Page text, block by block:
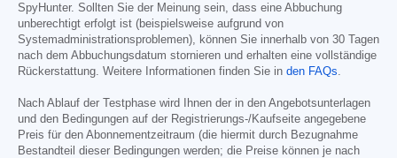
SpyHunter. Sollten Sie der Meinung sein, dass eine Abbuchung
unberechtigt erfolgt ist (beispielsweise aufgrund von
Systemadministrationsproblemen), können Sie innerhalb von 30 Tagen
nach dem Abbuchungsdatum stornieren und erhalten eine vollständige
Rückerstattung. Weitere Informationen finden Sie in den FAQs
Nach Ablauf der Testphase wird Ihnen der in den Angebotsunterlagen
und den Bedingungen auf der Registrierungs-/Kaufseite angegebene
Preis für den Abonnementzeitraum (die hiermit durch Bezugnahme
Bestandteil dieser Bedingungen werden; die Preise können je nach